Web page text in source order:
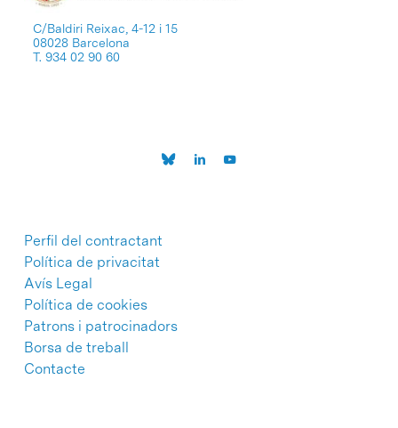
C/Baldiri Reixac, 4-12 i 15
08028 Barcelona
T. 934 02 90 60
Perfil del contractant
Política de privacitat
Avís Legal
Política de cookies
Patrons i patrocinadors
Borsa de treball
Contacte